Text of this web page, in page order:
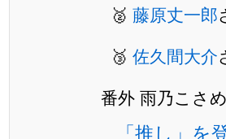
🥈 藤原丈一郎
🥉 佐久間大介
番外 雨乃こさ
「推し」を